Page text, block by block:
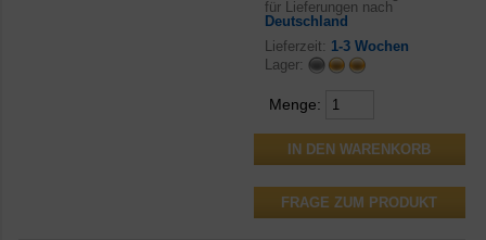
für Lieferungen nach
Deutschland
Lieferzeit: 1-3 Wochen
Lager:
Menge:
FRAGE ZUM PRODUKT